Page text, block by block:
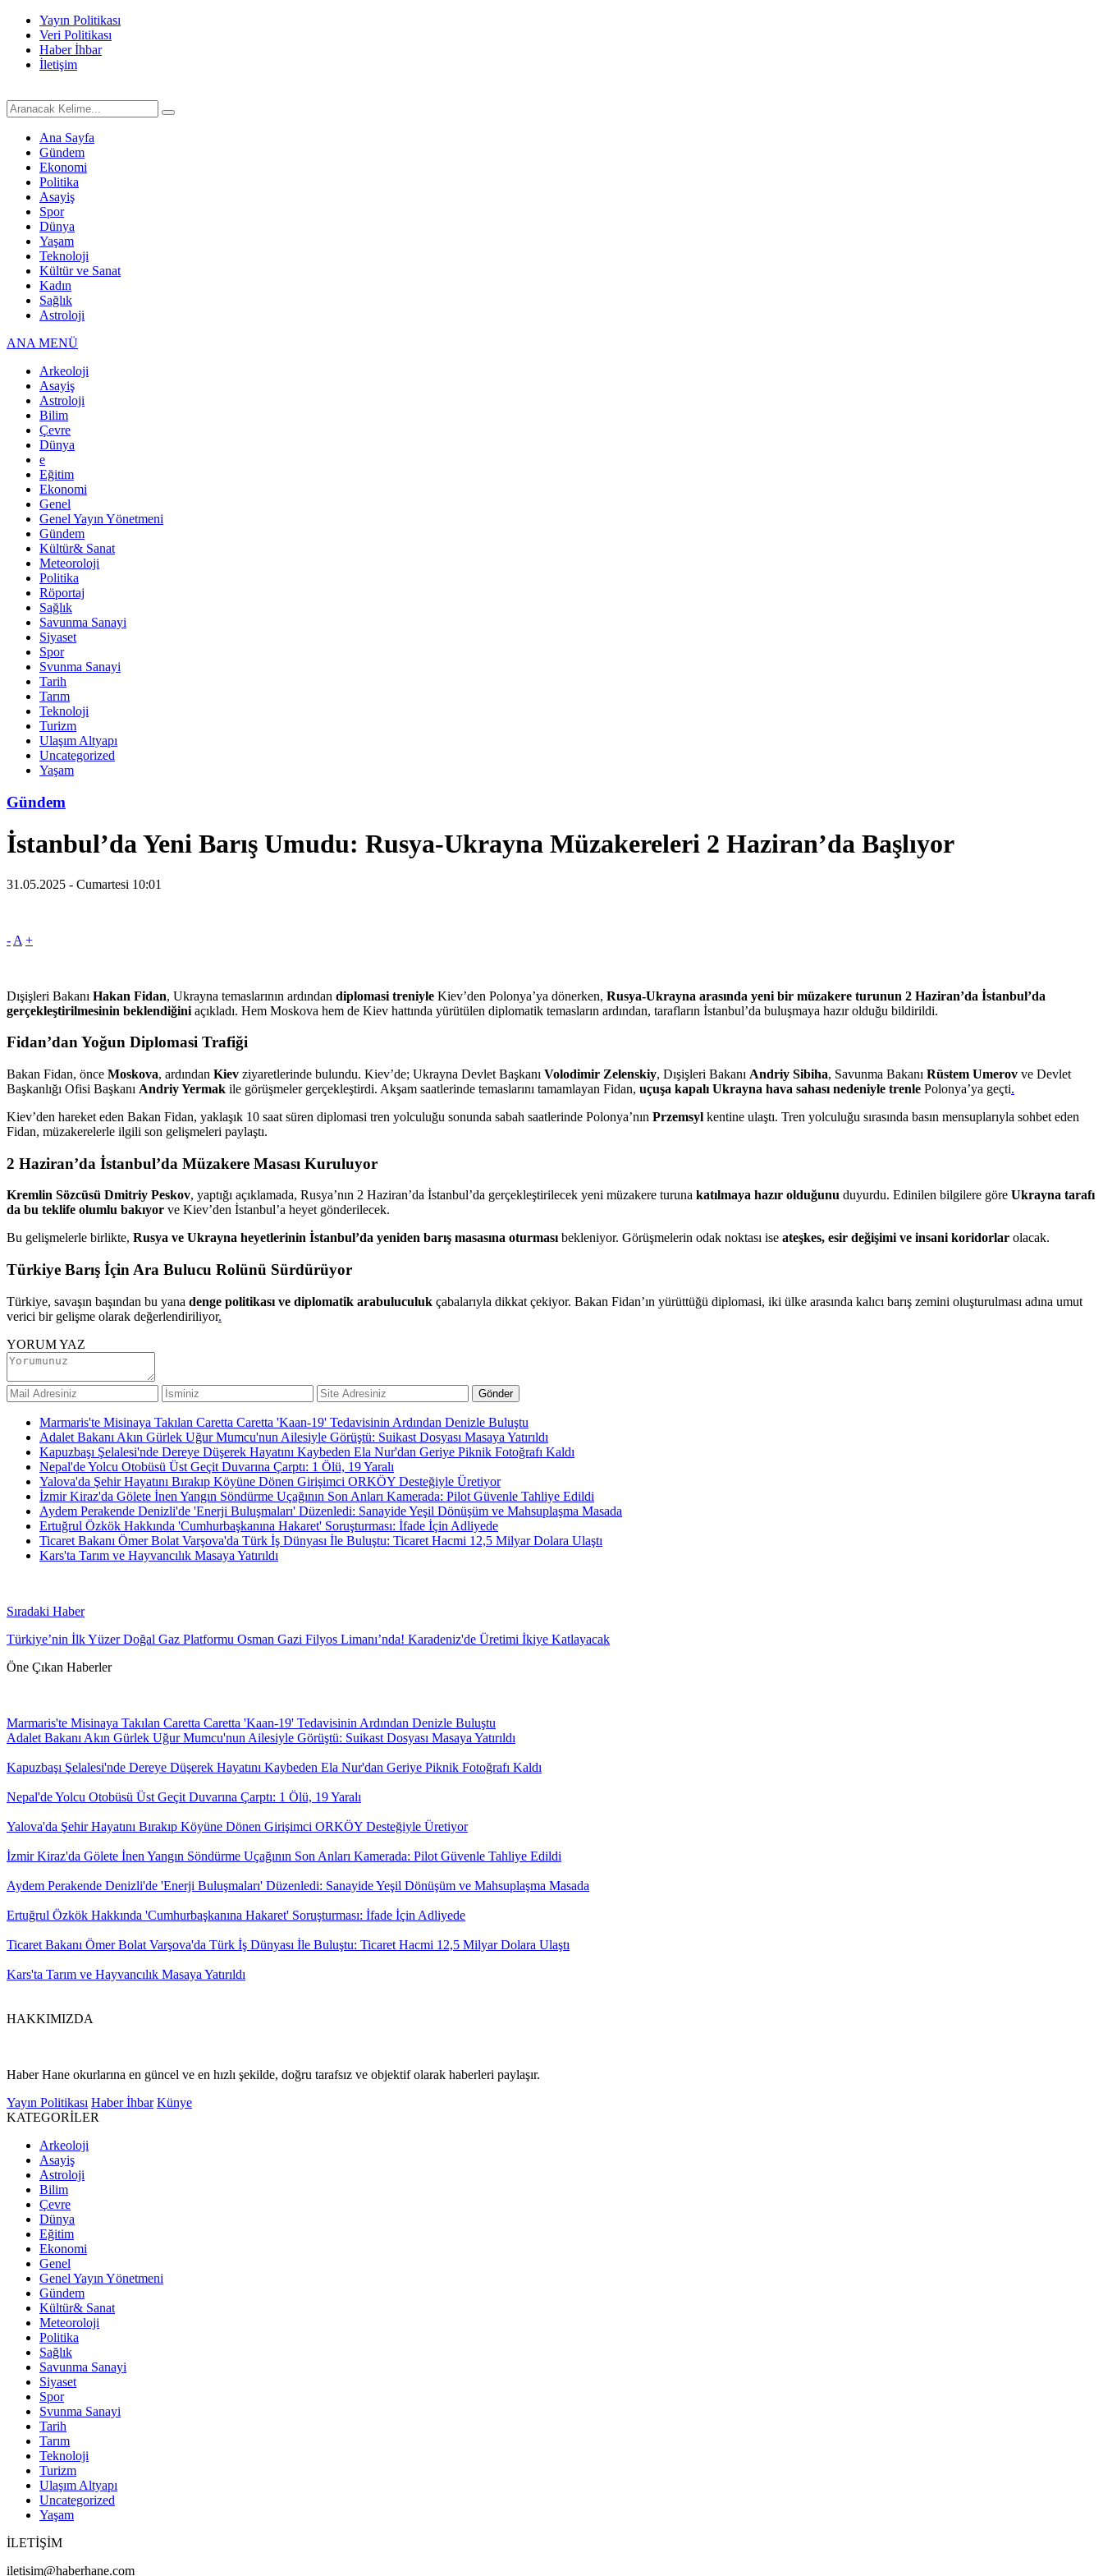
Yayın Politikası
Veri Politikası
Haber İhbar
İletişim
Ana Sayfa
Gündem
Ekonomi
Politika
Asayiş
Spor
Dünya
Yaşam
Teknoloji
Kültür ve Sanat
Kadın
Sağlık
Astroloji
ANA MENÜ
Arkeoloji
Asayiş
Astroloji
Bilim
Çevre
Dünya
e
Eğitim
Ekonomi
Genel
Genel Yayın Yönetmeni
Gündem
Kültür& Sanat
Meteoroloji
Politika
Röportaj
Sağlık
Savunma Sanayi
Siyaset
Spor
Svunma Sanayi
Tarih
Tarım
Teknoloji
Turizm
Ulaşım Altyapı
Uncategorized
Yaşam
Gündem
İstanbul’da Yeni Barış Umudu: Rusya-Ukrayna Müzakereleri 2 Haziran’da Başlıyor
31.05.2025 - Cumartesi 10:01
- A +
Dışişleri Bakanı Hakan Fidan, Ukrayna temaslarının ardından diplomasi treniyle Kiev’den Polonya’ya dönerken, Rusya-Ukrayna arasında yeni bir müzakere turunun 2 Haziran’da İstanbul’da
gerçekleştirilmesinin beklendiğini açıkladı. Hem Moskova hem de Kiev hattında yürütülen diplomatik temasların ardından, tarafların İstanbul’da buluşmaya hazır olduğu bildirildi.
Fidan’dan Yoğun Diplomasi Trafiği
Bakan Fidan, önce Moskova, ardından Kiev ziyaretlerinde bulundu. Kiev’de; Ukrayna Devlet Başkanı Volodimir Zelenskiy, Dışişleri Bakanı Andriy Sibiha, Savunma Bakanı Rüstem Umerov ve Devlet
Başkanlığı Ofisi Başkanı Andriy Yermak ile görüşmeler gerçekleştirdi. Akşam saatlerinde temaslarını tamamlayan Fidan, uçuşa kapalı Ukrayna hava sahası nedeniyle trenle Polonya’ya geçti.
Kiev’den hareket eden Bakan Fidan, yaklaşık 10 saat süren diplomasi tren yolculuğu sonunda sabah saatlerinde Polonya’nın Przemsyl kentine ulaştı. Tren yolculuğu sırasında basın mensuplarıyla sohbet eden
Fidan, müzakerelerle ilgili son gelişmeleri paylaştı.
2 Haziran’da İstanbul’da Müzakere Masası Kuruluyor
Kremlin Sözcüsü Dmitriy Peskov, yaptığı açıklamada, Rusya’nın 2 Haziran’da İstanbul’da gerçekleştirilecek yeni müzakere turuna katılmaya hazır olduğunu duyurdu. Edinilen bilgilere göre Ukrayna tarafı
da bu teklife olumlu bakıyor ve Kiev’den İstanbul’a heyet gönderilecek.
Bu gelişmelerle birlikte, Rusya ve Ukrayna heyetlerinin İstanbul’da yeniden barış masasına oturmasıbekleniyor. Görüşmelerin odak noktası ise ateşkes, esir değişimi ve insani koridorlar olacak.
Türkiye Barış İçin Ara Bulucu Rolünü Sürdürüyor
Türkiye, savaşın başından bu yana denge politikası ve diplomatik arabuluculuk çabalarıyla dikkat çekiyor. Bakan Fidan’ın yürüttüğü diplomasi, iki ülke arasında kalıcı barış zemini oluşturulması adına umut
verici bir gelişme olarak değerlendiriliyor.
YORUM YAZ
Marmaris'te Misinaya Takılan Caretta Caretta 'Kaan-19' Tedavisinin Ardından Denizle Buluştu
Adalet Bakanı Akın Gürlek Uğur Mumcu'nun Ailesiyle Görüştü: Suikast Dosyası Masaya Yatırıldı
Kapuzbaşı Şelalesi'nde Dereye Düşerek Hayatını Kaybeden Ela Nur'dan Geriye Piknik Fotoğrafı Kaldı
Nepal'de Yolcu Otobüsü Üst Geçit Duvarına Çarptı: 1 Ölü, 19 Yaralı
Yalova'da Şehir Hayatını Bırakıp Köyüne Dönen Girişimci ORKÖY Desteğiyle Üretiyor
İzmir Kiraz'da Gölete İnen Yangın Söndürme Uçağının Son Anları Kamerada: Pilot Güvenle Tahliye Edildi
Aydem Perakende Denizli'de 'Enerji Buluşmaları' Düzenledi: Sanayide Yeşil Dönüşüm ve Mahsuplaşma Masada
Ertuğrul Özkök Hakkında 'Cumhurbaşkanına Hakaret' Soruşturması: İfade İçin Adliyede
Ticaret Bakanı Ömer Bolat Varşova'da Türk İş Dünyası İle Buluştu: Ticaret Hacmi 12,5 Milyar Dolara Ulaştı
Kars'ta Tarım ve Hayvancılık Masaya Yatırıldı
Sıradaki Haber
Türkiye’nin İlk Yüzer Doğal Gaz Platformu Osman Gazi Filyos Limanı’nda! Karadeniz'de Üretimi İkiye Katlayacak
Öne Çıkan Haberler
Marmaris'te Misinaya Takılan Caretta Caretta 'Kaan-19' Tedavisinin Ardından Denizle Buluştu
Adalet Bakanı Akın Gürlek Uğur Mumcu'nun Ailesiyle Görüştü: Suikast Dosyası Masaya Yatırıldı
Kapuzbaşı Şelalesi'nde Dereye Düşerek Hayatını Kaybeden Ela Nur'dan Geriye Piknik Fotoğrafı Kaldı
Nepal'de Yolcu Otobüsü Üst Geçit Duvarına Çarptı: 1 Ölü, 19 Yaralı
Yalova'da Şehir Hayatını Bırakıp Köyüne Dönen Girişimci ORKÖY Desteğiyle Üretiyor
İzmir Kiraz'da Gölete İnen Yangın Söndürme Uçağının Son Anları Kamerada: Pilot Güvenle Tahliye Edildi
Aydem Perakende Denizli'de 'Enerji Buluşmaları' Düzenledi: Sanayide Yeşil Dönüşüm ve Mahsuplaşma Masada
Ertuğrul Özkök Hakkında 'Cumhurbaşkanına Hakaret' Soruşturması: İfade İçin Adliyede
Ticaret Bakanı Ömer Bolat Varşova'da Türk İş Dünyası İle Buluştu: Ticaret Hacmi 12,5 Milyar Dolara Ulaştı
Kars'ta Tarım ve Hayvancılık Masaya Yatırıldı
HAKKIMIZDA
Haber Hane okurlarına en güncel ve en hızlı şekilde, doğru tarafsız ve objektif olarak haberleri paylaşır.
Yayın Politikası Haber İhbar Künye
KATEGORİLER
Arkeoloji
Asayiş
Astroloji
Bilim
Çevre
Dünya
Eğitim
Ekonomi
Genel
Genel Yayın Yönetmeni
Gündem
Kültür& Sanat
Meteoroloji
Politika
Sağlık
Savunma Sanayi
Siyaset
Spor
Svunma Sanayi
Tarih
Tarım
Teknoloji
Turizm
Ulaşım Altyapı
Uncategorized
Yaşam
İLETİŞİM
iletisim@haberhane.com